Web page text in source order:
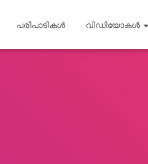
പരിപാടികൾ വിഡിയോകൾ